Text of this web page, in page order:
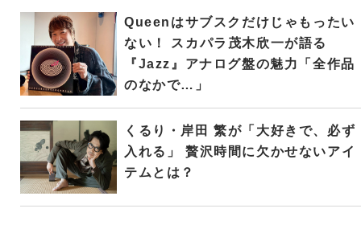
Queenはサブスクだけじゃもったい
ない！ スカパラ茂木欣一が語る
『Jazz』アナログ盤の魅力「全作品
のなかで…」
くるり・岸田 繁が「大好きで、必ず
入れる」 贅沢時間に欠かせないアイ
テムとは？